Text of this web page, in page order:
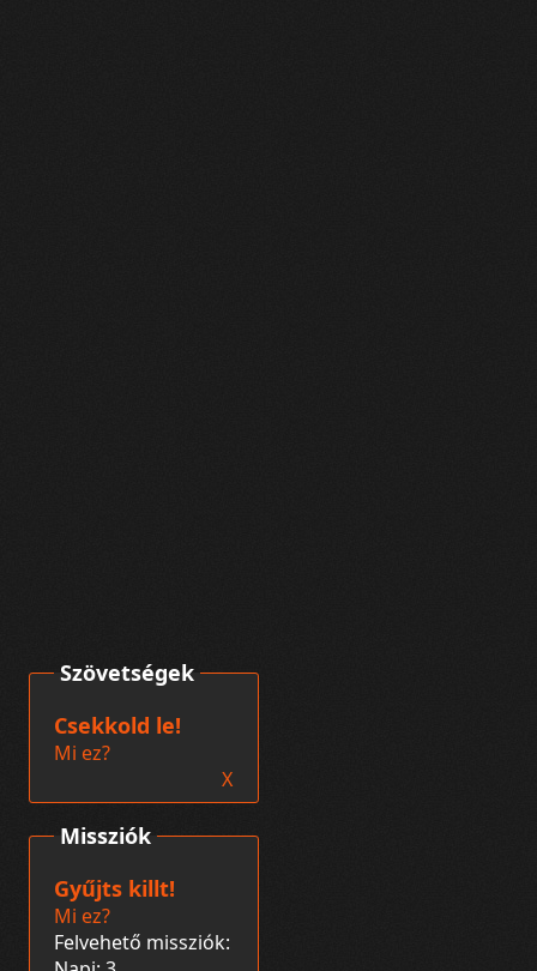
Missziók
Gyűjts killt!
Mi ez?
Felvehető missziók:
Szövetségek
Csekkold le!
Mi ez?
X